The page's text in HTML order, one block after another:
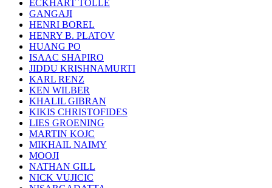
ECKHART TOLLE
GANGAJI
HENRI BOREL
HENRY B. PLATOV
HUANG PO
ISAAC SHAPIRO
JIDDU KRISHNAMURTI
KARL RENZ
KEN WILBER
KHALIL GIBRAN
KIKIS CHRISTOFIDES
LIES GROENING
MARTIN KOJC
MIKHAIL NAIMY
MOOJI
NATHAN GILL
NICK VUJICIC